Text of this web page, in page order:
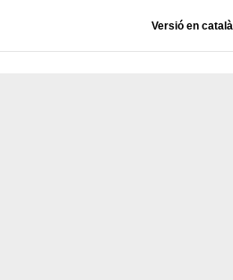
Versió en català